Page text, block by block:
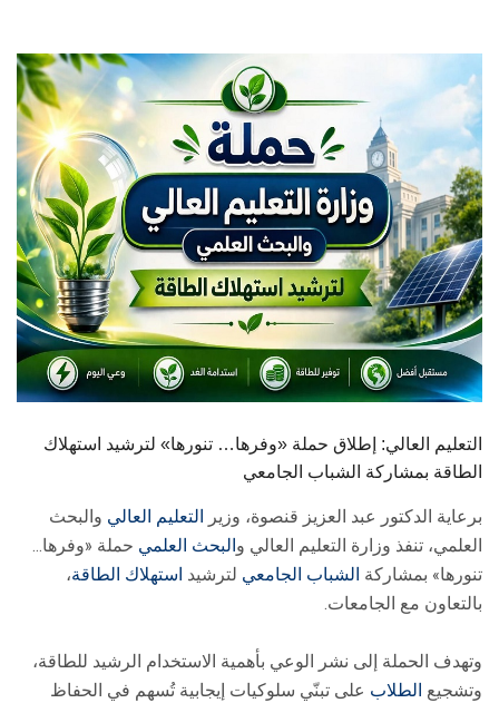
الطلاب
هيئة التدريس
الدراسات العليا
الخريجين
الموظفون
الزائـرون
سجل الان
التعليم العالي: إطلاق حملة «وفرها… تنورها» لترشيد استهلاك
الطاقة بمشاركة الشباب الجامعي
برعاية الدكتور عبد العزيز قنصوة، وزير التعليم العالي والبحث
العلمي، تنفذ وزارة التعليم العالي و البحث العلمي حملة «وفرها…
تنورها» بمشاركة الشباب الجامعي لترشيد استهلاك الطاقة،
بالتعاون مع الجامعات.
وتهدف الحملة إلى نشر الوعي بأهمية الاستخدام الرشيد للطاقة،
وتشجيع الطلاب على تبنّي سلوكيات إيجابية تُسهم في الحفاظ